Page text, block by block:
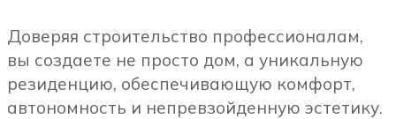
Доверяя строительство профессионалам,
вы создаете не просто дом, а уникальную
резиденцию, обеспечивающую комфорт,
автономность и непревзойденную эстетику.